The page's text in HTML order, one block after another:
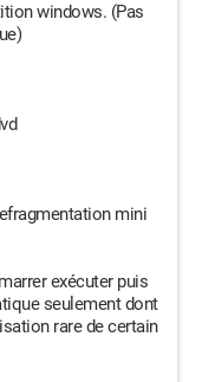
windows. (Pas
mini
exécuter puis
seulement dont
rare de certain